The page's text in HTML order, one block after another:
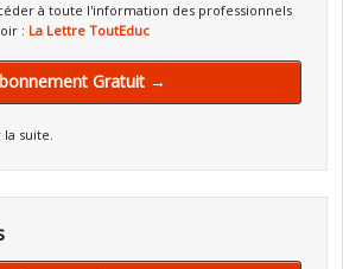
à toute l'information des professionnels
: La Lettre ToutEduc
Gratuit →
la suite.